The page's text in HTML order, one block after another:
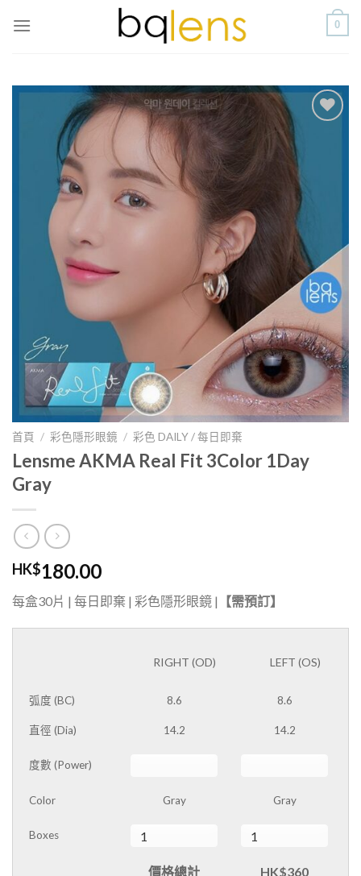
0
首頁 / 彩色隱形眼鏡 / 彩色 DAILY / 每日即棄
Lensme AKMA Real Fit 3Color 1Day
Gray
HK$180.00
每盒30片 | 每日即棄 | 彩色隱形眼鏡 | 【需預訂】
RIGHT (OD) LEFT (OS)
弧度 (BC) 8.6 8.6
直徑 (Dia) 14.2 14.2
度數 (Power)
Color Gray Gray
Boxes
價格總計 HK$360